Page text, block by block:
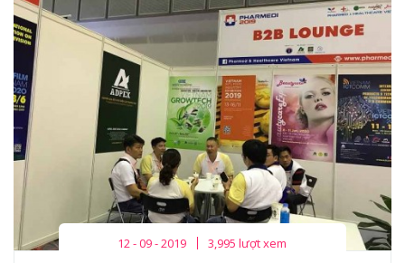
12 - 09 - 2019 3,995 lượt xem